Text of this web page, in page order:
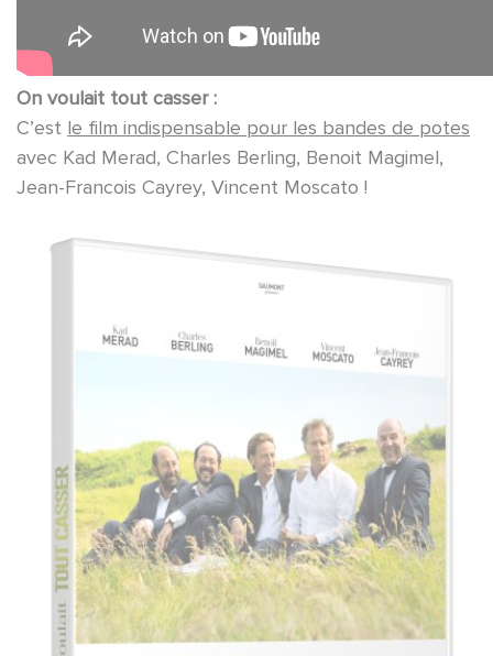
On voulait tout casser :
C’est le film indispensable pour les bandes de potes
avec Kad Merad, Charles Berling, Benoit Magimel,
Jean-Francois Cayrey, Vincent Moscato !